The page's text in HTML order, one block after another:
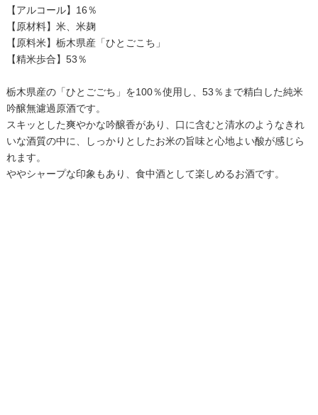
【アルコール】16％
【原材料】米、米麹
【原料米】栃木県産「ひとごこち」
【精米歩合】53％
栃木県産の「ひとごごち」を100％使用し、53％まで精白した純米
吟醸無濾過原酒です。
スキッとした爽やかな吟醸香があり、口に含むと清水のようなきれ
いな酒質の中に、しっかりとしたお米の旨味と心地よい酸が感じら
れます。
ややシャープな印象もあり、食中酒として楽しめるお酒です。